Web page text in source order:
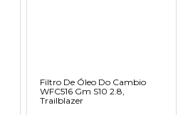
Filtro De Óleo Do Cambio
WFC516 Gm S10 2.8,
Trailblazer